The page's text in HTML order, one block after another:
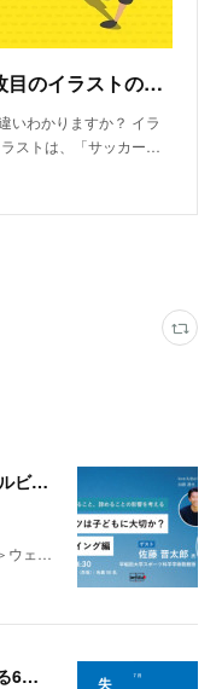
＜クイズの答え＞ 1枚目と、2枚目のイラストの違いわかりますか？｜love.fútbol Japan｜note
いわかりますか？ イラ
ストは、「サッカー…
なぜスポーツは子どもに大切か？ ウェルビーイング編 | 「社会とサッカー」 vol.2
ウェ…
18人の子どもが、サッカー界を冒険する6ヶ月間。